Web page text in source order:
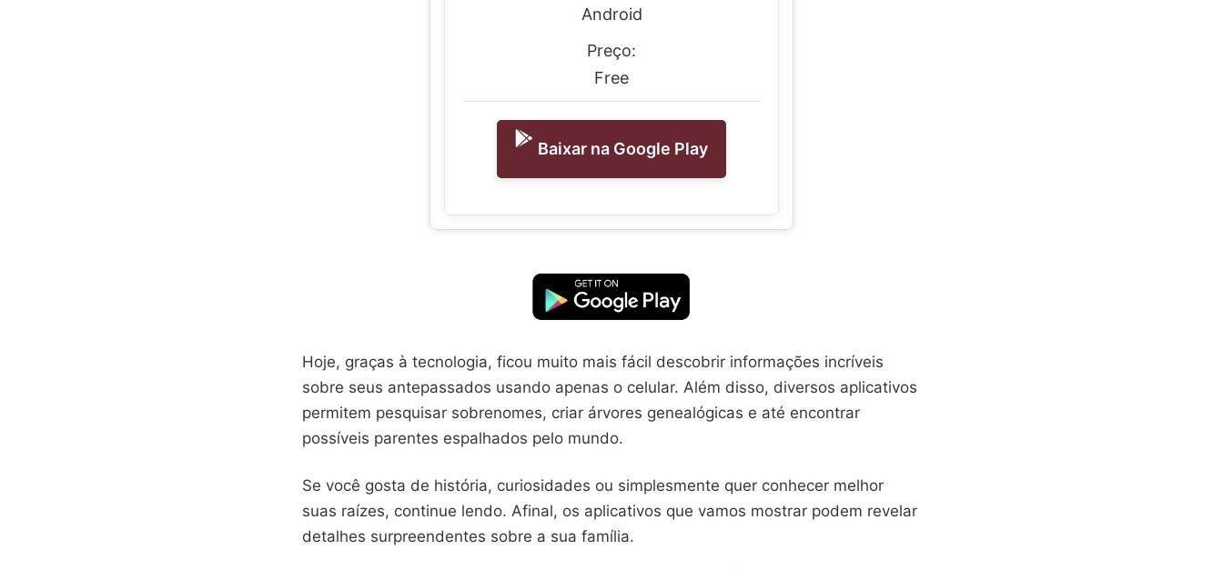
Android
Preço:
Free
Baixar na Google Play
Hoje, graças à tecnologia, ficou muito mais fácil descobrir informações incríveis
sobre seus antepassados usando apenas o celular. Além disso, diversos aplicativos
permitem pesquisar sobrenomes, criar árvores genealógicas e até encontrar
possíveis parentes espalhados pelo mundo.
Se você gosta de história, curiosidades ou simplesmente quer conhecer melhor
suas raízes, continue lendo. Afinal, os aplicativos que vamos mostrar podem revelar
detalhes surpreendentes sobre a sua família.